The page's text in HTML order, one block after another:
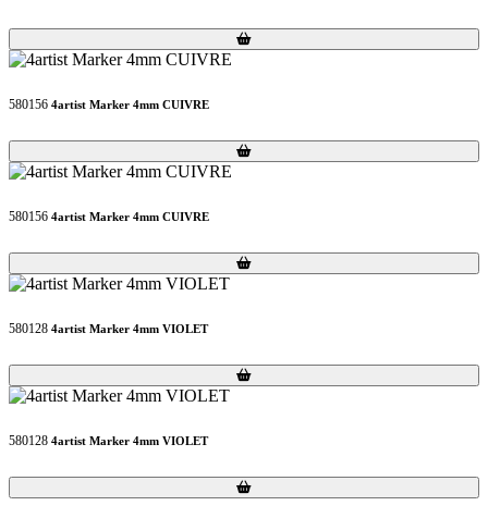
Loading...
Loading...
580156 4artist Marker 4mm CUIVRE
Loading...
Loading...
580156 4artist Marker 4mm CUIVRE
Loading...
Loading...
580128 4artist Marker 4mm VIOLET
Loading...
Loading...
580128 4artist Marker 4mm VIOLET
Loading...
Loading...